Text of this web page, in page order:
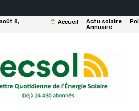
8,
Accueil Actu solaire
Annuaire